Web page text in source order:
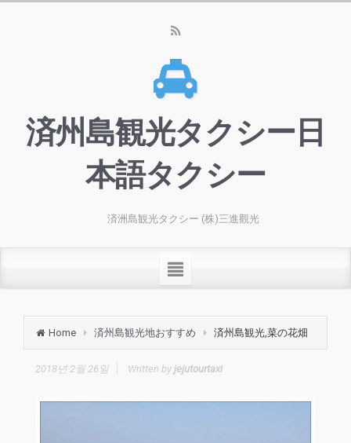
済州島観光タクシー日
本語タクシー
済洲島観光タクシー (株)三進觀光
Home 済州島観光地おすすめ 済州島観光,菜の花畑
2018년 2월 26일 Written by jejutourtaxi